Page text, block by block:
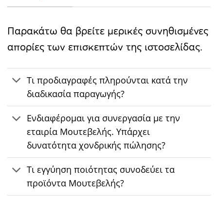
Παρακάτω θα βρείτε μερικές συνηθισμένες
απορίες των επισκεπτών της ιστοσελίδας.
Τι προδιαγραφές πληρούνται κατά την
διαδικασία παραγωγής?
Ενδιαφέρομαι για συνεργασία με την
εταιρία Μουτεβελής. Υπάρχει
δυνατότητα χονδρικής πώλησης?
Τι εγγύηση ποιότητας συνοδεύει τα
προϊόντα Μουτεβελής?